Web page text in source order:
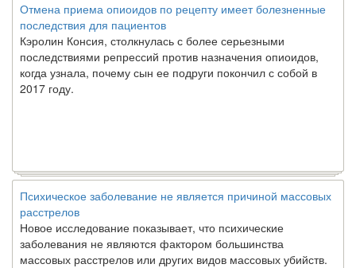
Отмена приема опиоидов по рецепту имеет болезненные
последствия для пациентов
Кэролин Консия, столкнулась с более серьезными
последствиями репрессий против назначения опиоидов,
когда узнала, почему сын ее подруги покончил с собой в
2017 году.
Психическое заболевание не является причиной массовых
расстрелов
Новое исследование показывает, что психические
заболевания не являются фактором большинства
массовых расстрелов или других видов массовых убийств.